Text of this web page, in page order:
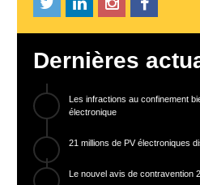
Dernières
Les infractions au confinement
électronique
21 millions de PV électroniques
Le nouvel avis de contravention